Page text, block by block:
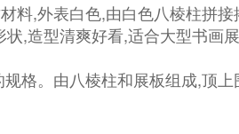
料,外表白色,由白色八棱柱拼
,造型清爽好看,适合大型书画展
格。由八棱柱和展板组成,顶